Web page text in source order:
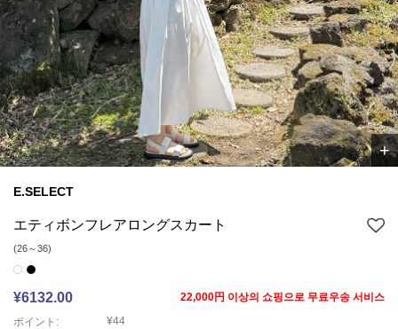
1/1 +
E.SELECT
エティボンフレアロングスカート
(26～36)
¥6132.00
22,000円 이상의 쇼핑으로 무료우송 서비스
ポイント:
¥44